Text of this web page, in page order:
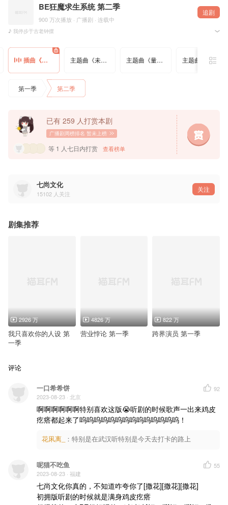
BE狂魔求生系统 第二季
900 万次播放 · 广播剧 · 连载中
追剧
♪ 我停步于古老钟摆
@晋江文学城 @稚楚zc 原著，@七尚文化 出品制作，@星韵声音研究所 录制，@猫耳FM 独
出品：七尚文化
配唱制作人：兰杰
音乐总监：令伊、霁然
作曲：李兰暻珂
和声/和声编写：兰杰
编曲：纪粹希
音乐制作：没币工作室
音频编辑：酒酿丸子粥
词曲监制：夜觉聊惊弄
走在世界里 但又不属于
永夜和生命 同等的寂静
一切模糊 隐姓埋名
如影随形
贸然地闯入
我长久徘徊
褪色过后又浓墨重彩
眼看着 时代遗骸
也见证 华美的落败
我停滞 将你再记载
等等就会来
会来 会来
沉溺着 未知渐渐靠近
随你而游移
梦醒时刻 太多庆幸
先于我一步有所感应
再缩减距离 终于确定
等一个你的存在
能抵过这混沌岁月流浪归来
我久望冰川和山脉
忽然一束光袭来
或许这预留的千载
为了此刻等待
插曲《量子纠缠》初拥版 主题曲《未敢言》伴奏 主题曲《量子纠缠》伴奏 主题曲《解夏》伴奏
第一季 第二季
已有 259 人打赏本剧
广播剧周榜排名 暂未上榜
等 1 人七日内打赏 查看榜单
七尚文化
15102 人关注
关注
剧集推荐
2926 万
我只喜欢你的人设 第
一季
4826 万
营业悖论 第一季
822 万
跨界演员 第一季
评论
一口希希饼
2023-08-23 · 北京
92
啊啊啊啊啊啊特别喜欢这版😭听剧的时候歌声一出来鸡皮
疙瘩都起来了呜呜呜呜呜呜呜呜呜呜呜呜呜呜！
花凩离_ ： 特别是在武汉听特别是今天去打卡的路上
呢猫不吃鱼
2023-08-23 · 福建
55
七尚文化你真的，不知道咋夸你了[撒花][撒花][撒花]
初拥版听剧的时候就是满身鸡皮疙瘩